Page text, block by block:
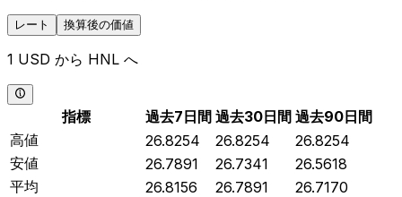
レート 換算後の価値
1 USD から HNL へ
指標 過去7日間 過去30日間 過去90日間
高値
26.8254 26.8254
26.8254
安値
26.7891 26.7341
26.5618
平均
26.8156 26.7891
26.7170